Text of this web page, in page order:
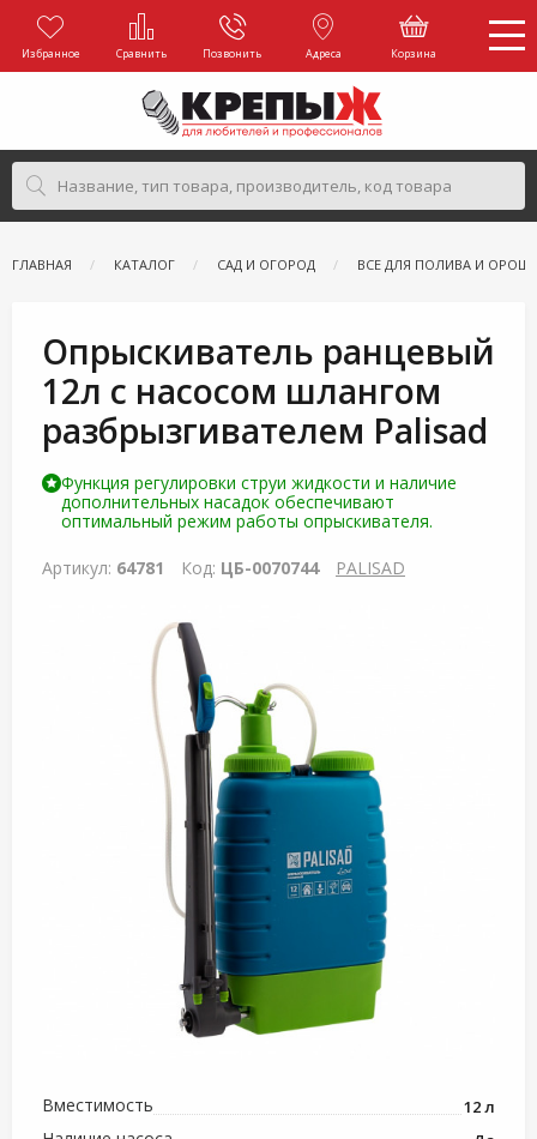
Избранное Сравнить Позвонить Адреса Корзина
ГЛАВНАЯ КАТАЛОГ САД И ОГОРОД ВСЕ ДЛЯ ПОЛИВА И
Опрыскиватель ранцевый
12л с насосом шлангом
разбрызгивателем Palisad
Функция регулировки струи жидкости и наличие
дополнительных насадок обеспечивают
оптимальный режим работы опрыскивателя.
Артикул: 64781 Код: ЦБ-0070744 PALISAD
Вместимость 12 л